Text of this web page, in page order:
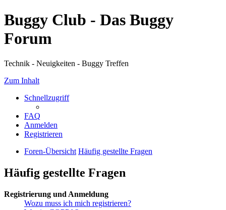
Buggy Club - Das Buggy
Forum
Technik - Neuigkeiten - Buggy Treffen
Zum Inhalt
Schnellzugriff
FAQ
Anmelden
Registrieren
Foren-Übersicht Häufig gestellte Fragen
Häufig gestellte Fragen
Registrierung und Anmeldung
Wozu muss ich mich registrieren?